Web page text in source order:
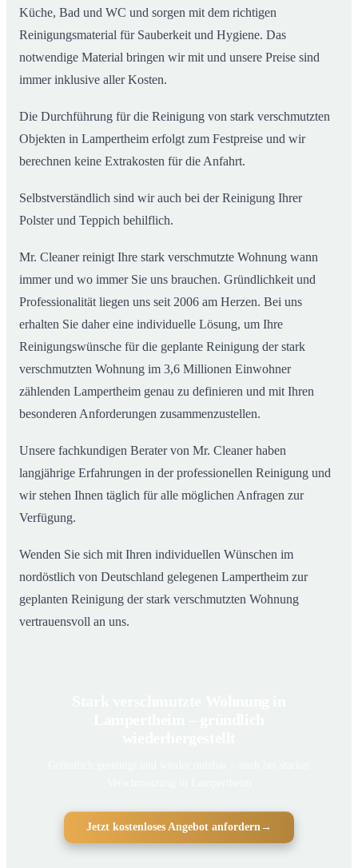
Küche, Bad und WC und sorgen mit dem richtigen
Reinigungsmaterial für Sauberkeit und Hygiene. Das
notwendige Material bringen wir mit und unsere Preise sind
immer inklusive aller Kosten.
Die Durchführung für die Reinigung von stark verschmutzten
Objekten in Lampertheim erfolgt zum Festpreise und wir
berechnen keine Extrakosten für die Anfahrt.
Selbstverständlich sind wir auch bei der Reinigung Ihrer
Polster und Teppich behilflich.
Mr. Cleaner reinigt Ihre stark verschmutzte Wohnung wann
immer und wo immer Sie uns brauchen. Gründlichkeit und
Professionalität liegen uns seit 2006 am Herzen. Bei uns
erhalten Sie daher eine individuelle Lösung, um Ihre
Reinigungswünsche für die geplante Reinigung der stark
verschmutzten Wohnung im 3,6 Millionen Einwohner
zählenden Lampertheim genau zu definieren und mit Ihren
besonderen Anforderungen zusammenzustellen.
Unsere fachkundigen Berater von Mr. Cleaner haben
langjährige Erfahrungen in der professionellen Reinigung und
wir stehen Ihnen täglich für alle möglichen Anfragen zur
Verfügung.
Wenden Sie sich mit Ihren individuellen Wünschen im
nordöstlich von Deutschland gelegenen Lampertheim zur
geplanten Reinigung der stark verschmutzten Wohnung
vertrauensvoll an uns.
Jetzt kostenloses Angebot anfordern→